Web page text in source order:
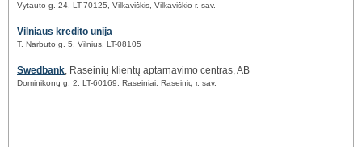
Vytauto g. 24, LT-70125, Vilkaviškis, Vilkaviškio r. sav.
Vilniaus kredito unija
T. Narbuto g. 5, Vilnius, LT-08105
Swedbank, Raseinių klientų aptarnavimo centras, AB
Dominikonų g. 2, LT-60169, Raseiniai, Raseinių r. sav.